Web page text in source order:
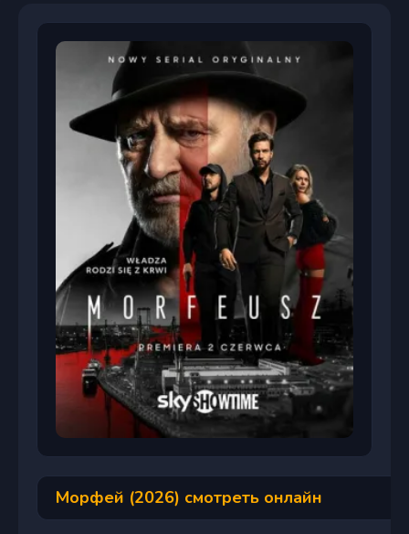
Морфей (2026) смотреть онлайн